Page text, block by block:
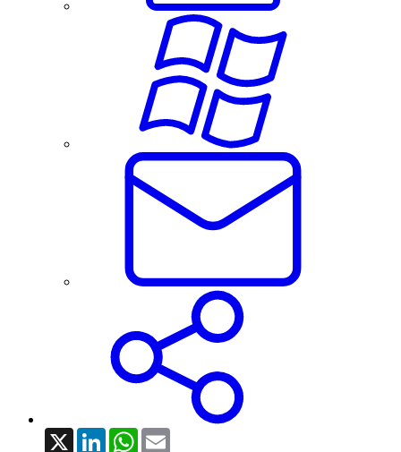
X LinkedInWhatsApp